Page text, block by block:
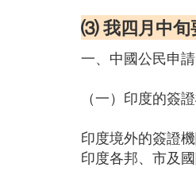
⑶ 我四月中旬
一、中國公民申
（一）印度的簽
印度境外的簽證
印度各邦、市及